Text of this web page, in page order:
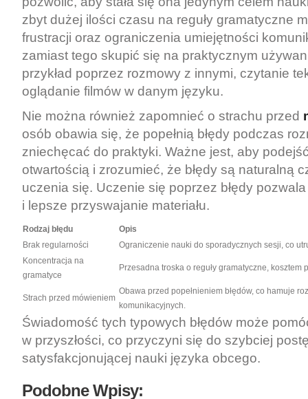
zbyt dużej ilości czasu na reguły gramatyczne
frustracji oraz ograniczenia umiejętności
zamiast tego skupić się na praktycznym
przykład poprzez rozmowy z innymi, czytanie
oglądanie filmów w danym języku.
Nie można również zapomnieć o strachu przed
osób obawia się, że popełnią błędy podczas
zniechęcać do praktyki. Ważne jest, aby
otwartością i zrozumieć, że błędy są naturalną
uczenia się. Uczenie się poprzez błędy
i lepsze przyswajanie materiału.
Rodzaj błędu
Opis
Brak regularności
Ograniczenie nauki do sporadycznych sesji, co
Koncentracja na
gramatyce
Przesadna troska o reguły gramatyczne, kosztem
Strach przed mówieniem
Obawa przed popełnieniem błędów, co hamuje
komunikacyjnych.
Świadomość tych typowych błędów może
w przyszłości, co przyczyni się do szybciej
satysfakcjonującej nauki języka obcego.
Podobne Wpisy: